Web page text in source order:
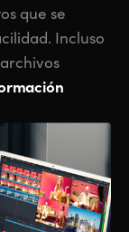
que se
Incluso